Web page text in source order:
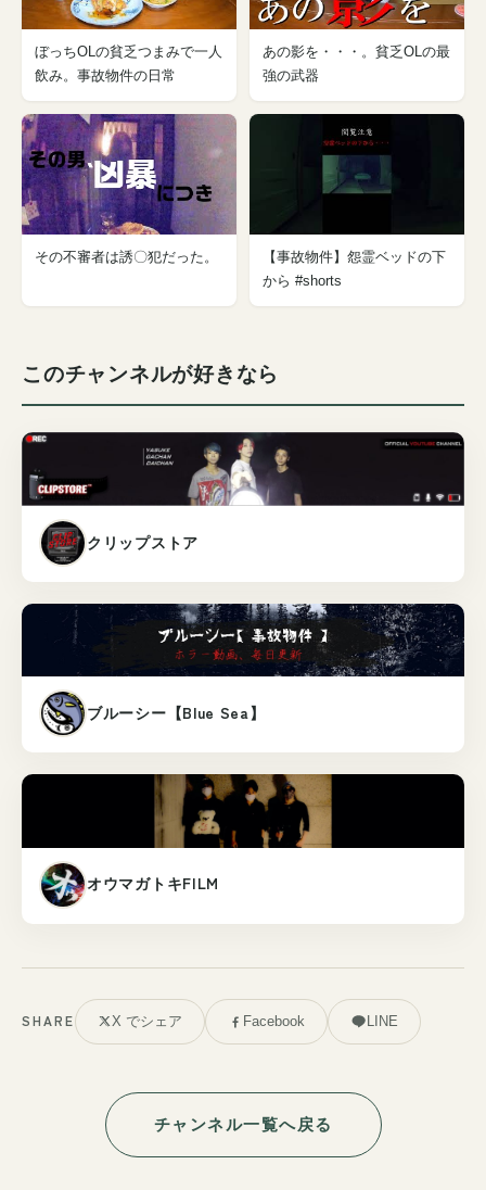
ぼっちOLの貧乏つまみで一人
飲み。事故物件の日常
あの影を・・・。貧乏OLの最
強の武器
その不審者は誘〇犯だった。
【事故物件】怨霊ベッドの下
から #shorts
このチャンネルが好きなら
クリップストア
ブルーシー【Blue Sea】
オウマガトキFILM
SHARE X でシェア Facebook LINE
チャンネル一覧へ戻る